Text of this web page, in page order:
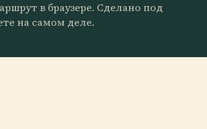
в браузере. Сделано под
на самом деле.